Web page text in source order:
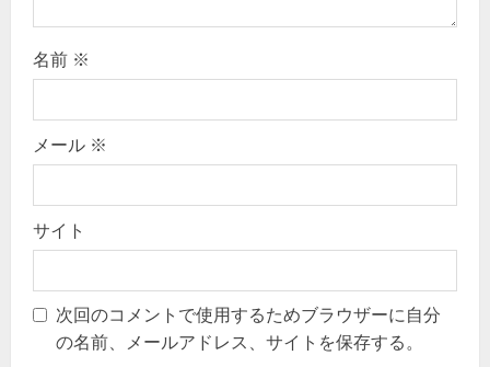
名前 ※
メール ※
サイト
次回のコメントで使用するためブラウザーに自分
の名前、メールアドレス、サイトを保存する。